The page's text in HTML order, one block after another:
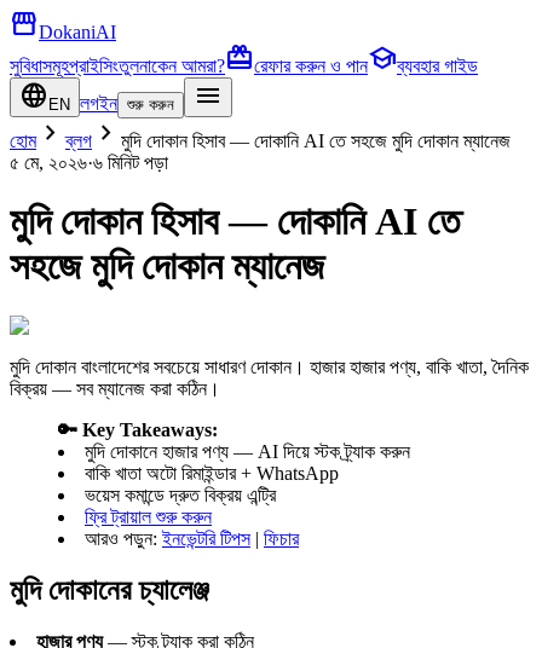
storefrontDokaniAI
সুবিধাসমূহপ্রাইসিংতুলনাকেন আমরা?card_giftcardরেফার করুন ও পানschoolব্যবহার গাইড
language EN লগইন শুরু করুন menu
হোমchevron_rightব্লগ chevron_right মুদি দোকান হিসাব — দোকানি AI তে সহজে মুদি দোকান ম্যানেজ
৫ মে, ২০২৬·৬ মিনিটপড়া
মুদি দোকান হিসাব — দোকানি AI তে
সহজে মুদি দোকান ম্যানেজ
মুদি দোকান বাংলাদেশের সবচেয়ে সাধারণ দোকান। হাজার হাজার পণ্য, বাকি খাতা, দৈনিক
বিক্রয় — সব ম্যানেজ করা কঠিন।
🔑 Key Takeaways:
মুদি দোকানে হাজার পণ্য — AI দিয়ে স্টক ট্র্যাক করুন
বাকি খাতা অটো রিমাইন্ডার + WhatsApp
ভয়েস কমান্ডে দ্রুত বিক্রয় এন্ট্রি
ফ্রি ট্রায়াল শুরু করুন
আরও পড়ুন:ইনভেন্টরি টিপস| ফিচার
মুদি দোকানের চ্যালেঞ্জ
হাজার পণ্য— স্টক ট্র্যাক করা কঠিন